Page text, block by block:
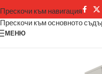
Прескочи към навигация
Прескочи към основното
МЕНЮ